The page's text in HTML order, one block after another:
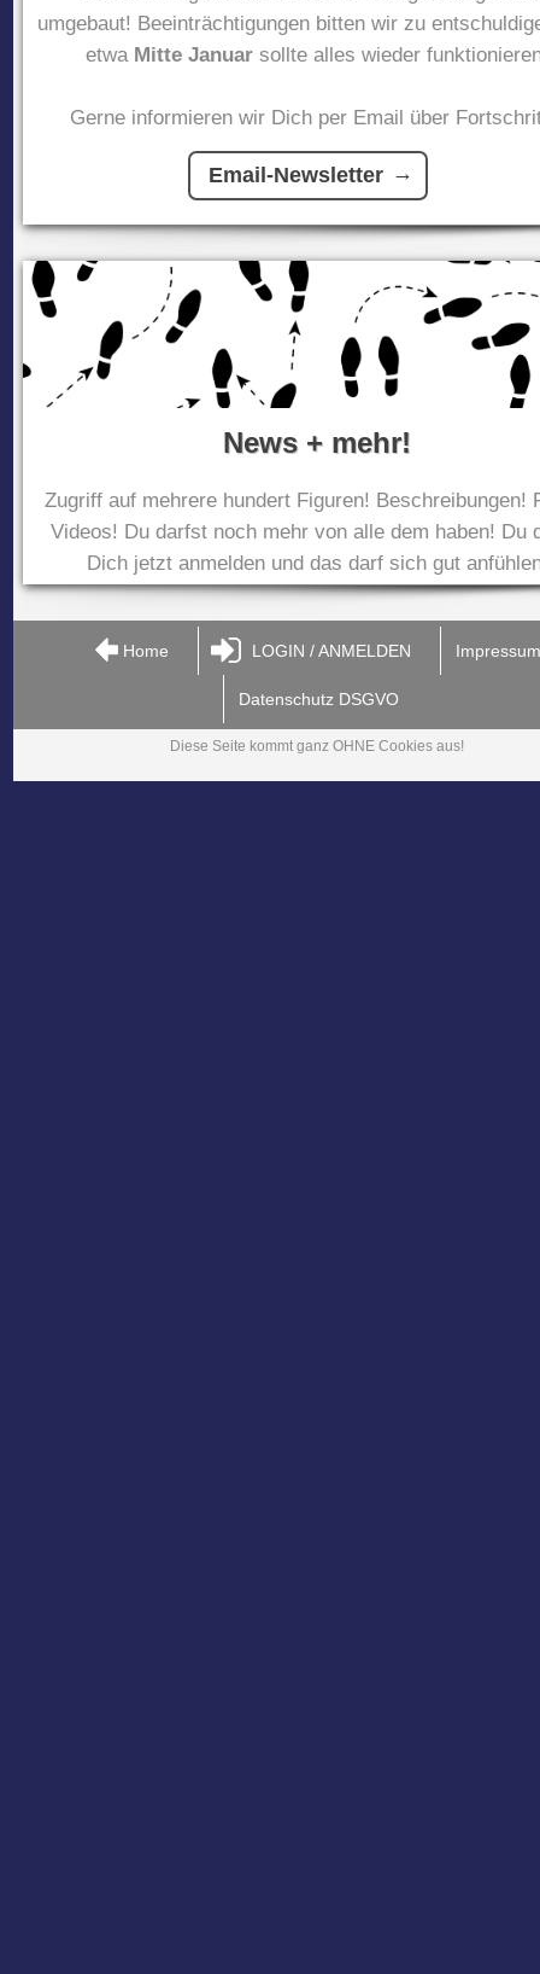
umgebaut! Beeinträchtigungen bitten wir zu
etwa Mitte Januar sollte alles wieder
Gerne informieren wir Dich per Email über
Email-Newsletter
News + mehr!
Zugriff auf mehrere hundert Figuren! Beschreibungen!
Videos! Du darfst noch mehr von alle dem haben! Du
Dich jetzt anmelden und das darf sich gut
Home LOGIN / ANMELDEN
Datenschutz DSGVO
Diese Seite kommt ganz OHNE Cookies aus!